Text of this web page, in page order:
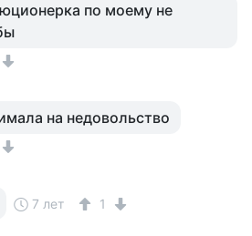
по моему не
на недовольство
7 лет 1